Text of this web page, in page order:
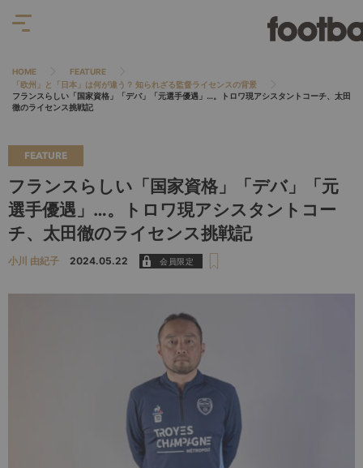
HOME
FEATURE
「欧州」と「日本」は何が違う？ 知られざる監督ライセンスの背景
フランスらしい「国家資格」「デバ」「元選手優遇」…。トロワ現アシスタントコーチ、太田
徹のライセンス挑戦記
FEATURE
フランスらしい「国家資格」「デバ」「元
選手優遇」…。トロワ現アシスタントコー
チ、太田徹のライセンス挑戦記
小川 由紀子 2024.05.22